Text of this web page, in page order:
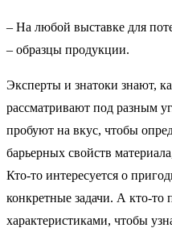
– На любой выставке для
– образцы продукции.
Эксперты и знатоки знают,
рассматривают под разным
пробуют на вкус, чтобы
барьерных свойств
Кто-то интересуется о
конкретные задачи. А кто-то
характеристиками, чтобы